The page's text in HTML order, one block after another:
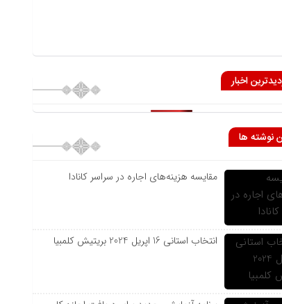
اخبار
نوشته ها
مقایسه هزینه‌های اجاره در سراسر کانادا
انتخاب استانی 16 اپریل 2024 بریتیش کلمبیا